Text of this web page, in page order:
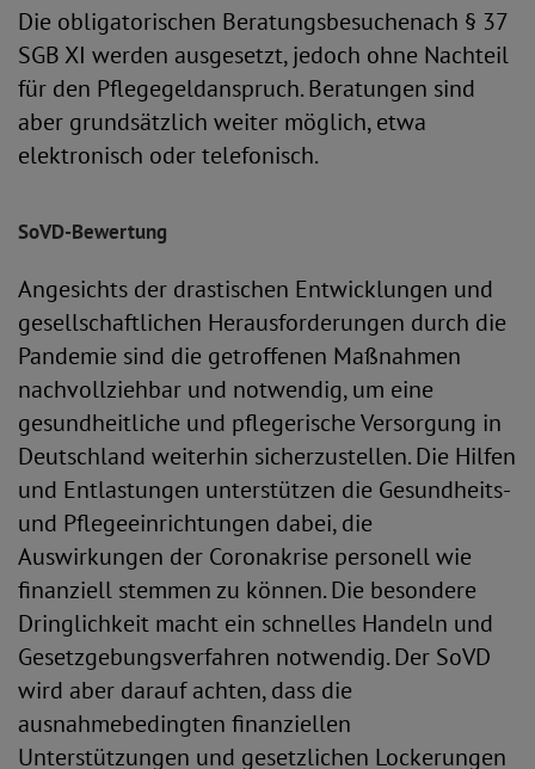
Die obligatorischen Beratungsbesuchenach § 37
SGB XI werden ausgesetzt, jedoch ohne Nachteil
für den Pflegegeldanspruch. Beratungen sind
aber grundsätzlich weiter möglich, etwa
elektronisch oder telefonisch.
SoVD-Bewertung
Angesichts der drastischen Entwicklungen und
gesellschaftlichen Herausforderungen durch die
Pandemie sind die getroffenen Maßnahmen
nachvollziehbar und notwendig, um eine
gesundheitliche und pflegerische Versorgung in
Deutschland weiterhin sicherzustellen. Die Hilfen
und Entlastungen unterstützen die Gesundheits-
und Pflegeeinrichtungen dabei, die
Auswirkungen der Coronakrise personell wie
finanziell stemmen zu können. Die besondere
Dringlichkeit macht ein schnelles Handeln und
Gesetzgebungsverfahren notwendig. Der SoVD
wird aber darauf achten, dass die
ausnahmebedingten finanziellen
Unterstützungen und gesetzlichen Lockerungen